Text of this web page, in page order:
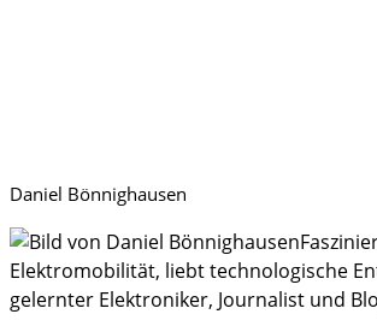
Daniel Bönnighausen
Elektromobilität, liebt technologische
gelernter Elektroniker, Journalist und